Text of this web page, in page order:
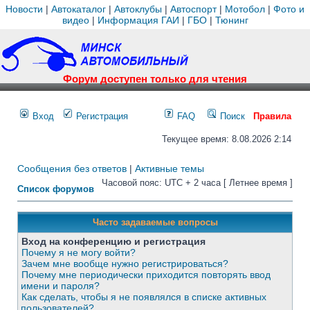
Новости | Автокаталог | Автоклубы | Автоспорт| Мотобол | Фото и
видео| Информация ГАИ | ГБО| Тюнинг
Форум доступен только для чтения
Вход Регистрация FAQ Поиск Правила
Текущее время: 8.08.2026 2:14
Сообщения без ответов | Активные темы
Список форумов
Часовой пояс: UTC + 2 часа [ Летнее время ]
Часто задаваемые вопросы
Вход на конференцию и регистрация
Почему я не могу войти?
Зачем мне вообще нужно регистрироваться?
Почему мне периодически приходится повторять ввод
имени и пароля?
Как сделать, чтобы я не появлялся в списке активных